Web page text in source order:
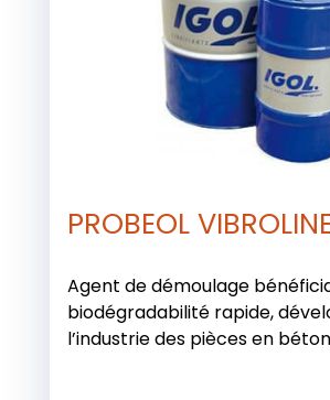
PROBEOL
Agent de démoulage
biodégradabilité rapide,
l’industrie des pièces en béton